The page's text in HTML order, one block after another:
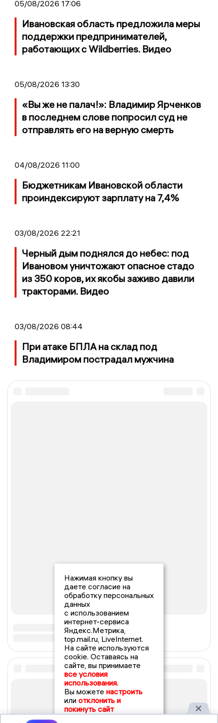
05/08/2026 17:06
Ивановская область предложила меры
поддержки предпринимателей,
работающих с Wildberries. Видео
05/08/2026 13:30
«Вы же не палач!»: Владимир Ярченков
в последнем слове попросил суд не
отправлять его на верную смерть
04/08/2026 11:00
Бюджетникам Ивановской области
проиндексируют зарплату на 7,4%
03/08/2026 22:21
Черный дым поднялся до небес: под
Ивановом уничтожают опасное стадо
из 350 коров, их якобы заживо давили
тракторами. Видео
03/08/2026 08:44
При атаке БПЛА на склад под
Владимиром пострадал мужчина
Нажимая кнопку вы
даете согласие на
обработку персональных
данных
с использованием
интернет-сервиса
Яндекс.Метрика,
top.mail.ru, LiveInternet.
На сайте используются
cookie. Оставаясь на
сайте, вы принимаете
все условия
использования.
Вы можете настроить
или отклонить и
покинуть сайт